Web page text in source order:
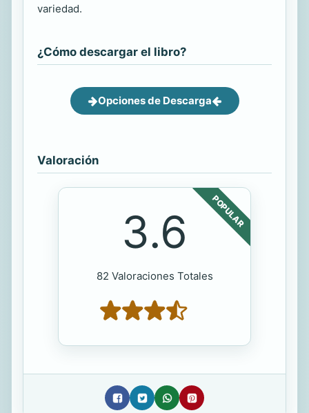
variedad.
¿Cómo descargar el libro?
Opciones de Descarga
Valoración
POPULAR
3.6
82 Valoraciones Totales